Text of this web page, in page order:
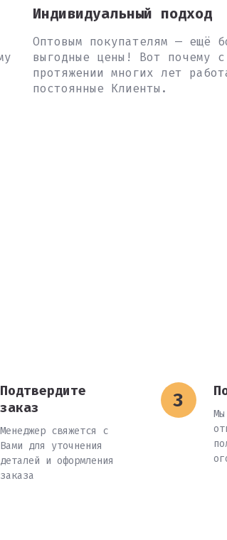
Индивидуальный подход
Оптовым покупателям — ещё
выгодные цены! Вот почему
протяжении многих лет
постоянные Клиенты.
Подтвердите
заказ
Менеджер свяжется с
Вами для уточнения
деталей и оформления
заказа